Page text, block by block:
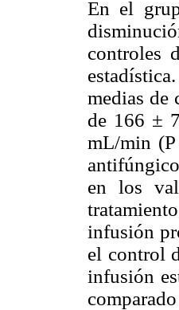
En el
controles
medias de
de 166 ±
mL/min (P
en los
infusión
el control
infusión